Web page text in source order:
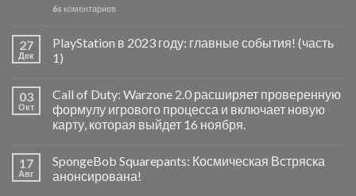
6s коментариев
27
Дек
PlayStation в 2023 году: главные события! (часть
1)
03
Окт
Call of Duty: Warzone 2.0 расширяет проверенную
формулу игрового процесса и включает новую
карту, которая выйдет 16 ноября.
17
Авг
SpongeBob Squarepants: Космическая Встряска
анонсирована!